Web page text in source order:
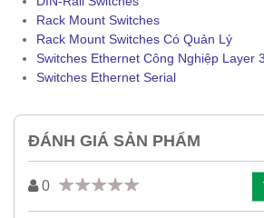
Rack Mount Switches
Rack Mount Switches Có Quản Lý
Switches Ethernet Công Nghiệp Layer 3
Switches Ethernet Serial
ĐÁNH GIÁ SẢN PHẨM
0